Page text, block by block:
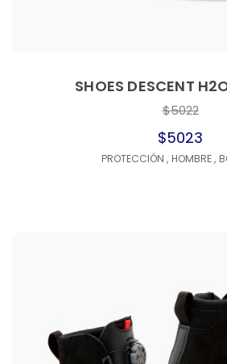
SHOES DESCENT
$5022
$5023
PROTECCIÓN , HOMBRE,